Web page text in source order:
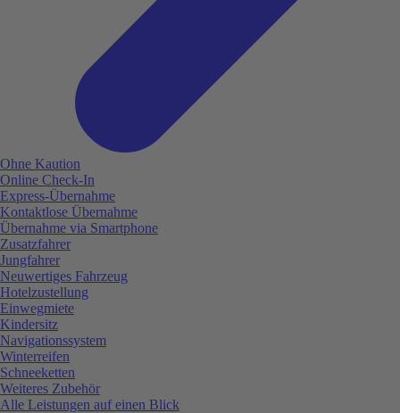
Ohne Kaution
Online Check-In
Express-Übernahme
Kontaktlose Übernahme
Übernahme via Smartphone
Zusatzfahrer
Jungfahrer
Neuwertiges Fahrzeug
Hotelzustellung
Einwegmiete
Kindersitz
Navigationssystem
Winterreifen
Schneeketten
Weiteres Zubehör
Alle Leistungen auf einen Blick